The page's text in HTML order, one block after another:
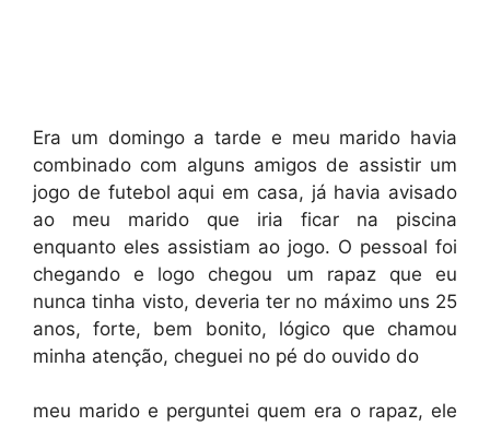
Era um domingo a tarde e meu marido havia
combinado com alguns amigos de assistir um
jogo de futebol aqui em casa, já havia avisado
ao meu marido que iria ficar na piscina
enquanto eles assistiam ao jogo. O pessoal foi
chegando e logo chegou um rapaz que eu
nunca tinha visto, deveria ter no máximo uns 25
anos, forte, bem bonito, lógico que chamou
minha atenção, cheguei no pé do ouvido do
meu marido e perguntei quem era o rapaz, ele